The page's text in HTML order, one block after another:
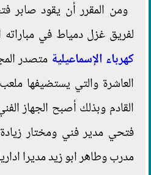
ومن المقرر أن يقود صابر
لفريق غزل دمياط في مباراته
كهرباء الإسماعيلية متصدر
العاشرة والتي يستضيفها
القادم وبذلك أصبح الجهاز
فتحي مدير فني ومختار
مدرب وطاهر ابو زيد مديرا